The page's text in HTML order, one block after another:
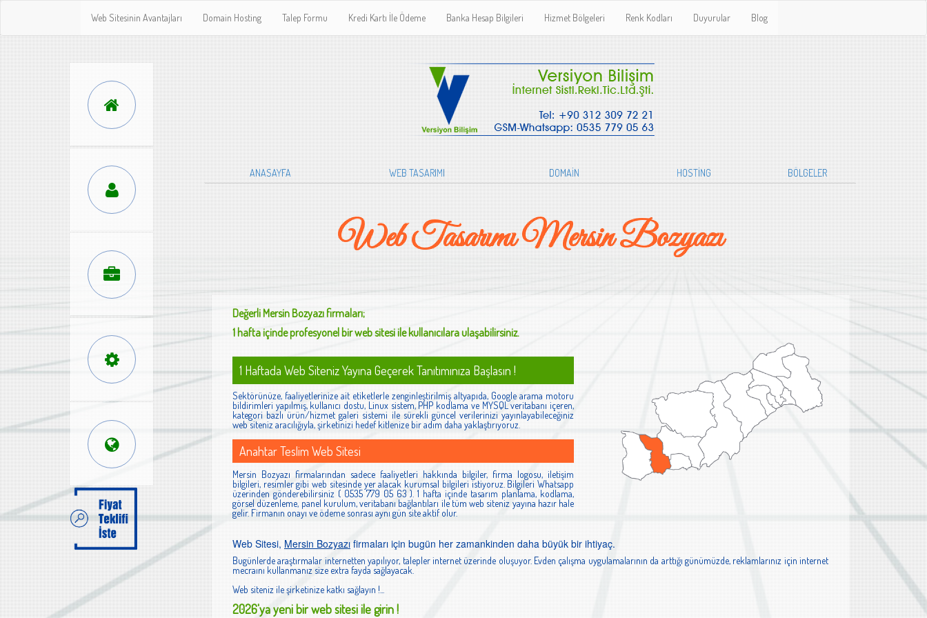
Web Sitesinin Avantajları Domain Hosting Talep Formu Kredi Kartı İle Ödeme Banka Hesap Bilgileri Hizmet Bölgeleri Renk Kodları Duyurular Blog
ANASAYFA WEB TASARIMI DOMAİN HOSTİNG BÖLGELER
Web Tasarımı Mersin Bozyazı
DeğerliMersin Bozyazıfirmaları;
1 hafta içinde profesyonel bir web sitesi ile kullanıcılara ulaşabilirsiniz.
1 Haftada Web Siteniz Yayına Geçerek Tanıtımınıza Başlasın !
Sektörünüze, faaliyetlerinize ait etiketlerle zenginleştirilmiş altyapıda, Google arama motoru
bildirimleri yapılmış, kullanıcı dostu, Linux sistem, PHP kodlama ve MYSQL veritabanı içeren,
kategori bazlı ürün/hizmet galeri sistemi ile sürekli güncel verilerinizi yayınlayabileceğiniz
web siteniz aracılığıyla, şirketinizi hedef kitlenize bir adım daha yaklaştırıyoruz.
Anahtar Teslim Web Sitesi
Mersin Bozyazı firmalarından sadece faaliyetleri hakkında bilgiler, firma logosu, iletişim
bilgileri, resimler gibi web sitesinde yer alacak kurumsal bilgileri istiyoruz. Bilgileri Whatsapp
üzerinden gönderebilirsiniz ( 0535 779 05 63 ). 1 hafta içinde tasarım planlama, kodlama,
görsel düzenleme, panel kurulum, veritabanı bağlantıları ile tüm web siteniz yayına hazır hale
gelir. Firmanın onayı ve ödeme sonrası aynı gün site aktif olur.
Web Sitesi,Mersin Bozyazıfirmaları için bugün her zamankinden daha büyük bir ihtiyaç.
Bugünlerde araştırmalar internetten yapılıyor, talepler internet üzerinde oluşuyor. Evden çalışma uygulamalarının da arttığı günümüzde, reklamlarınız için internet
mecraını kullanmanız size extra fayda sağlayacak.
Web siteniz ile şirketinize katkı sağlayın !...
2026'ya yeni bir web sitesi ile girin !